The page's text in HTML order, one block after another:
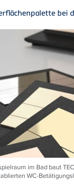
bei
im Bad baut
WC-